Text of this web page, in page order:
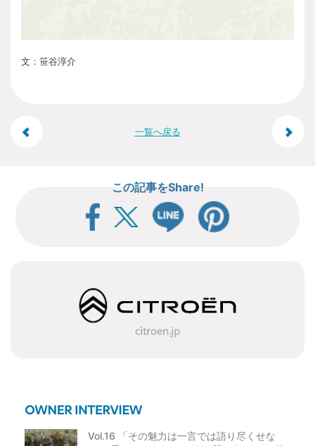
文：笹谷淳介
投
一覧へ戻る
この記事をShare!
Vol.16 「その魅力は一言では語り尽くせな